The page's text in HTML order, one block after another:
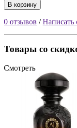
В корзину
0 отзывов /Написать
Товары со
Смотреть